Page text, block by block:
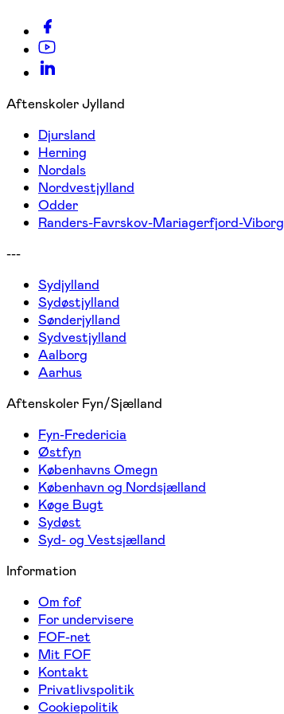
Aftenskoler Jylland
Djursland
Herning
Nordals
Nordvestjylland
Odder
Randers-Favrskov-Mariagerfjord-Viborg
---
Sydjylland
Sydøstjylland
Sønderjylland
Sydvestjylland
Aalborg
Aarhus
Aftenskoler Fyn/Sjælland
Fyn-Fredericia
Østfyn
Københavns Omegn
København og Nordsjælland
Køge Bugt
Sydøst
Syd- og Vestsjælland
Information
Om fof
For undervisere
FOF-net
Mit FOF
Kontakt
Privatlivspolitik
Cookiepolitik